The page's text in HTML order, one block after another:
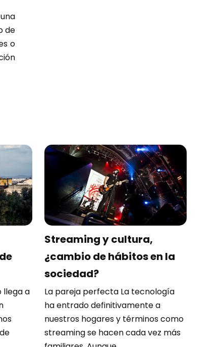
de
o
llega a
Streaming y cultura,
¿cambio de hábitos en la
sociedad?
La pareja perfecta La tecnología
ha entrado definitivamente a
nuestros hogares y términos como
streaming se hacen cada vez más